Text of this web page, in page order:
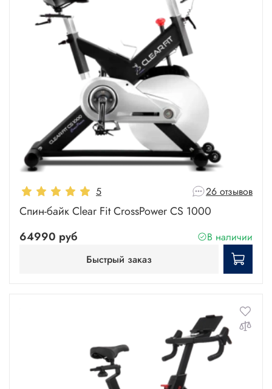
5 26 отзывов
Спин-байк Clear Fit CrossPower CS 1000
64990 руб
В наличии
Быстрый заказ